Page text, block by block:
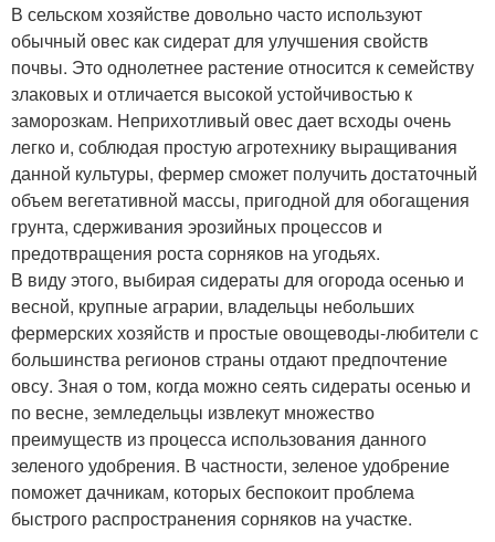
В сельском хозяйстве довольно часто используют
обычный овес как сидерат для улучшения свойств
почвы. Это однолетнее растение относится к семейству
злаковых и отличается высокой устойчивостью к
заморозкам. Неприхотливый овес дает всходы очень
легко и, соблюдая простую агротехнику выращивания
данной культуры, фермер сможет получить достаточный
объем вегетативной массы, пригодной для обогащения
грунта, сдерживания эрозийных процессов и
предотвращения роста сорняков на угодьях.
В виду этого, выбирая сидераты для огорода осенью и
весной, крупные аграрии, владельцы небольших
фермерских хозяйств и простые овощеводы-любители с
большинства регионов страны отдают предпочтение
овсу. Зная о том, когда можно сеять сидераты осенью и
по весне, земледельцы извлекут множество
преимуществ из процесса использования данного
зеленого удобрения. В частности, зеленое удобрение
поможет дачникам, которых беспокоит проблема
быстрого распространения сорняков на участке.